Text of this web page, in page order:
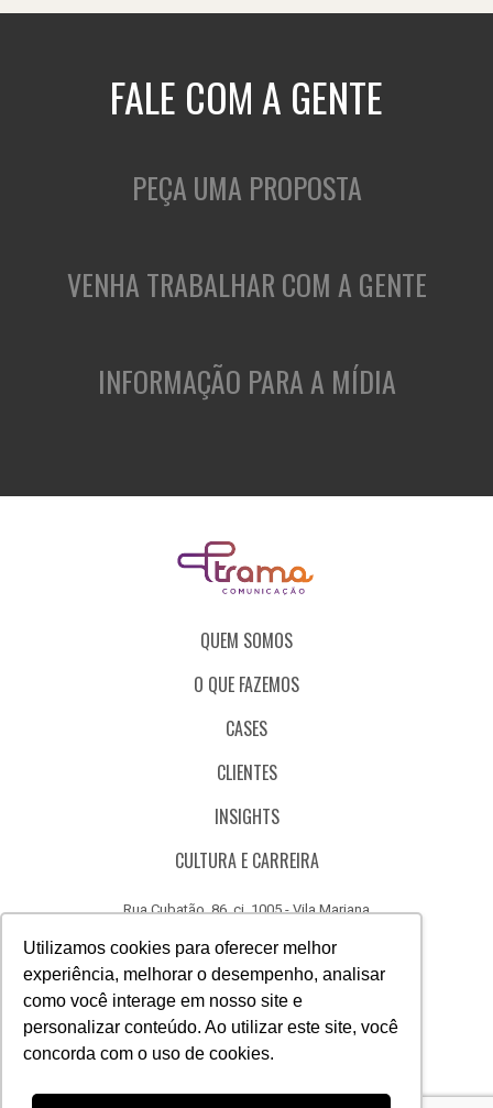
Utilizamos cookies para oferecer melhor
experiência, melhorar o desempenho, analisar
como você interage em nosso site e
personalizar conteúdo. Ao utilizar este site, você
concorda com o uso de cookies.
FALE COM A GENTE
PEÇA UMA PROPOSTA
VENHA TRABALHAR COM A GENTE
INFORMAÇÃO PARA A MÍDIA
QUEM SOMOS
O QUE FAZEMOS
CASES
CLIENTES
INSIGHTS
CULTURA E CARREIRA
Rua Cubatão, 86, cj. 1005 - Vila Mariana
CÓDIGO DE ÉTICA
CANAL DE DENÚNCIAS